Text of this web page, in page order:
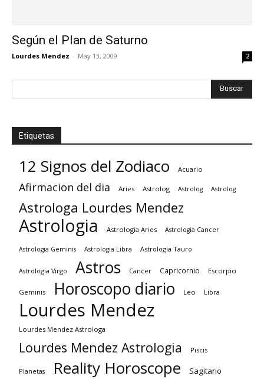
Según el Plan de Saturno
Lourdes Mendez - May 13, 2009 2
Etiquetas
12 Signos del Zodiaco Acuario
Afirmacion del dia Aries Astrolog Astrolog Astrolog
Astrologa Lourdes Mendez
Astrologia Astrologia Aries Astrologia Cancer
Astrologia Geminis Astrologia Libra Astrologia Tauro
Astrologia Virgo Astros Cancer Capricornio Escorpio
Geminis Horoscopo diario Leo Libra
Lourdes Mendez
Lourdes Mendez Astrologa
Lourdes Mendez Astrologia Piscis
Planetas Reality Horoscope Sagitario